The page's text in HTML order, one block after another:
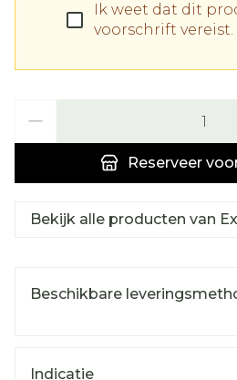
Ik weet dat dit
voorschrift vereist.
Reserveer
Bekijk alle producten van
Beschikbare
Indicatie